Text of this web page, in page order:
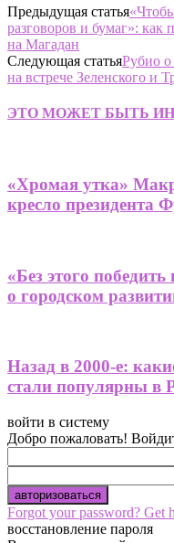
Предыдущая статья
разговоров и бумаг»: как
на Магадан
Следующая статьяРубио о
на встрече Зеленского и
ЭТО МОЖЕТ БЫТЬ
«Хромая утка»
кресло президента
«Без этого
о городском
Назад в 2000-е:
стали популярны в
войти в систему
Добро пожаловать!
Forgot your password? Get
восстановление пароля